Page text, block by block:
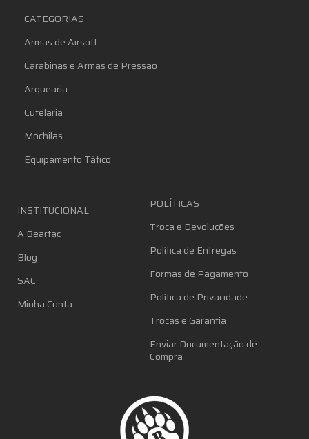
CATEGORIAS
Armas de Airsoft
Carabinas e Armas de Pressão
Arquearia
Cutelaria
Mochilas
Equipamento Tático
INSTITUCIONAL
A Beartac
Blog
SAC
Minha Conta
POLÍTICAS
Troca e Devoluções
Política de Entregas
Formas de Pagamento
Política de Privacidade
Trocas e Garantia
Enviar Documentação de
Compra